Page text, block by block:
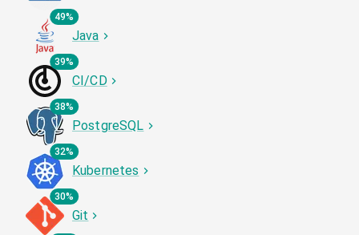
49%
Java
39%
CI/CD
38%
PostgreSQL
32%
Kubernetes
30%
Git